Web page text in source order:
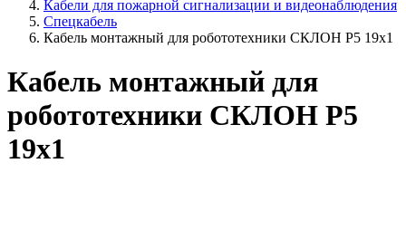
Кабели для пожарной сигнализации и видеонаблюдения
Спецкабель
Кабель монтажный для робототехники СКЛОН Р5 19х1
Кабель монтажный для
робототехники СКЛОН Р5
19х1